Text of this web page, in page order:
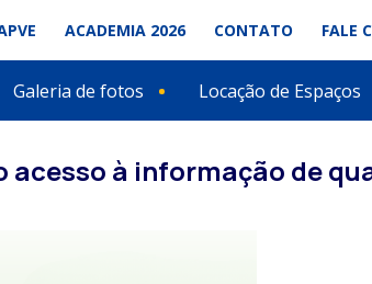
ACADEMIA 2026 CONTATO FALE
Galeria de fotos Locação de Espaços
à informação de